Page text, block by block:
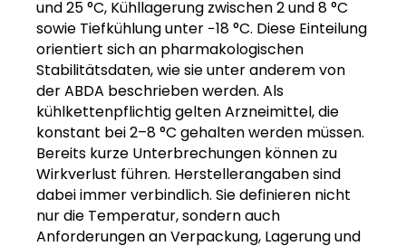
und 25 °C, Kühllagerung zwischen 2 und 8 °C
sowie Tiefkühlung unter −18 °C. Diese Einteilung
orientiert sich an pharmakologischen
Stabilitätsdaten, wie sie unter anderem von
der ABDA beschrieben werden. Als
kühlkettenpflichtig gelten Arzneimittel, die
konstant bei 2–8 °C gehalten werden müssen.
Bereits kurze Unterbrechungen können zu
Wirkverlust führen. Herstellerangaben sind
dabei immer verbindlich. Sie definieren nicht
nur die Temperatur, sondern auch
Anforderungen an Verpackung, Lagerung und